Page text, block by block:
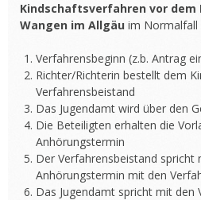
Kindschaftsverfahren vor dem
Wangen im Allgäu im Normalfall
Verfahrensbeginn (z.b. Antrag
Richter/Richterin bestellt dem
Verfahrensbeistand
Das Jugendamt wird über den
Die Beteiligten erhalten die
Anhörungstermin
Der Verfahrensbeistand spricht
Anhörungstermin mit den
Das Jugendamt spricht mit den